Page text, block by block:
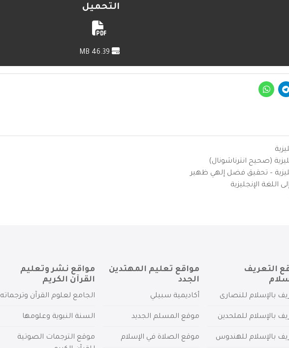
التحميل
(صحيح انترناشونال)
– تحقيق فضل إلهي ظهير
اللغة الإنجليزية
التعريف
بالإسلام للنصارى
بالإسلام للملحدين
بالإسلام للهندوس
مواقع تعليم المهتدين
الجدد
أكاديمية سبيلي
موقع المسلم الجديد
موقع الصلاة في الإسلام
مواقع نشر وتعليم
القرآن الكريم
الجامع لعلوم القرآن وترجماته
السنة النبوية وعلومها
موقع الترجمات الصوتية